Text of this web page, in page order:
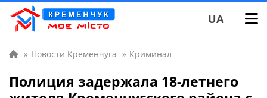
UA
» Новости Кременчуга » Криминал
Полиция задержала 18-летнего